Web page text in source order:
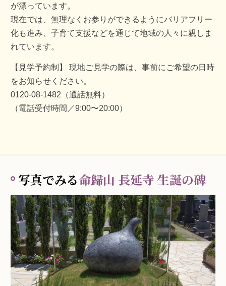
が漂っています。
現在では、無理なくお参りができるようにバリアフリー
化も進み、子育て支援などを通じて地域の人々に親しま
れています。
【見学予約制】 現地ご見学の際は、事前にご希望の日時
をお知らせください。
0120-08-1482（通話無料）
（電話受付時間／9:00〜20:00）
写真でみる命歸山 長延寺 生誕の碑